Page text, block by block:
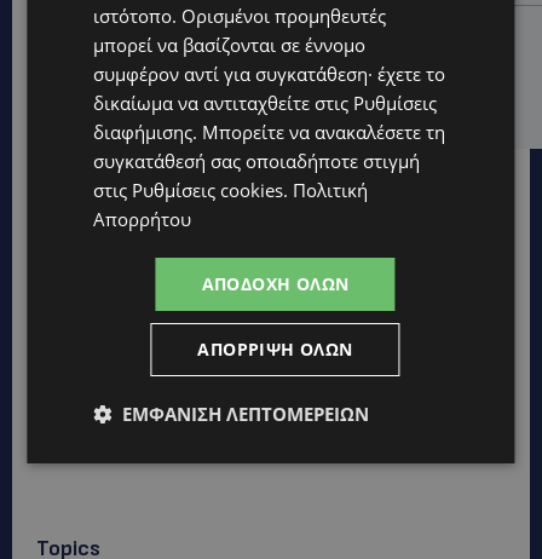
ΑΓΚΑΛΙΑ ΕΛΠΙΔΑΣ: «Οι εξαγγελίες δεν αρκούν» –
Συγκρατημένη αισιοδοξία για το νέο σχέδιο
στήριξης των ατόμων με αναπηρία
Topics
ιστότοπο. Ορισμένοι προμηθευτές
μπορεί να βασίζονται σε έννομο
συμφέρον αντί για συγκατάθεση· έχετε το
δικαίωμα να αντιταχθείτε στις Ρυθμίσεις
διαφήμισης. Μπορείτε να ανακαλέσετε τη
συγκατάθεσή σας οποιαδήποτε στιγμή
στις Ρυθμίσεις cookies. Πολιτική
Απορρήτου
ΑΠΟΔΟΧΉ ΌΛΩΝ
ΑΠΌΡΡΙΨΗ ΌΛΩΝ
ΕΜΦΆΝΙΣΗ ΛΕΠΤΟΜΕΡΕΙΏΝ